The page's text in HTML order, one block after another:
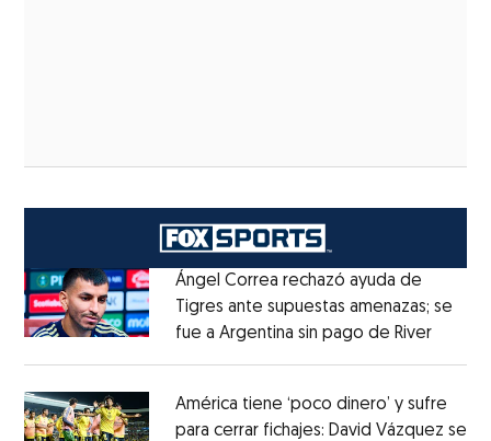
Ángel Correa rechazó ayuda de
Tigres ante supuestas amenazas; se
fue a Argentina sin pago de RiverOpens
América tiene ‘poco dinero’ y sufre
para cerrar fichajes: David Vázquez se